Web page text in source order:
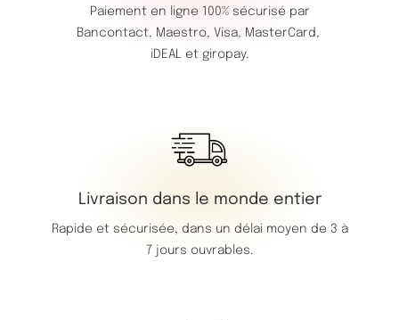
Paiement en ligne 100% sécurisé par
Bancontact, Maestro, Visa, MasterCard,
iDEAL et giropay.
Livraison dans le monde entier
Rapide et sécurisée, dans un délai moyen de 3 à
7 jours ouvrables.